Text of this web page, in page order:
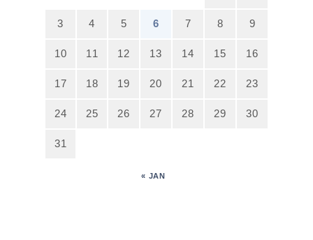
3 4 5 6 7 8 9
10 11 12 13 14 15 16
17 18 19 20 21 22 23
24 25 26 27 28 29 30
31
« JAN